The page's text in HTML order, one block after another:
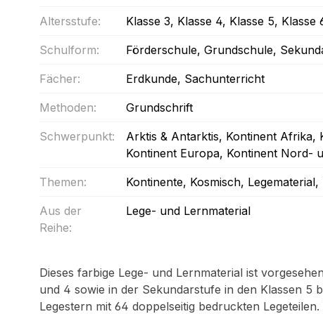
Altersstufe: Klasse 3, Klasse 4, Klasse 5, Klasse
Schulform: Förderschule, Grundschule,
Fächer: Erdkunde, Sachunterricht
Methoden: Grundschrift
Schwerpunkt: Arktis & Antarktis, Kontinent Afrika,
Kontinent Europa, Kontinent Nord-
Themen: Kontinente, Kosmisch, Legematerial,
Aus der
Reihe:
Lege- und Lernmaterial
Dieses farbige Lege- und Lernmaterial ist
und 4 sowie in der Sekundarstufe in den Klassen 5
Legestern mit 64 doppelseitig bedruckten